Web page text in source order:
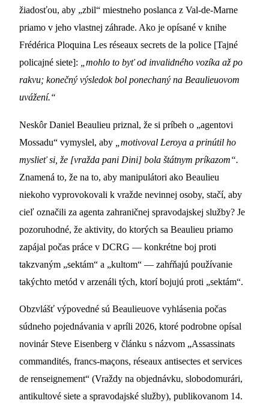
žiadosťou, aby „zbil“ miestneho poslanca z Val-de-Marne
priamo v jeho vlastnej záhrade. Ako je opísané v knihe
Frédérica Ploquina Les réseaux secrets de la police [Tajné
policajné siete]: „mohlo to byť od invalidného vozíka až po
rakvu; konečný výsledok bol ponechaný na Beaulieuovom
uvážení.“
Neskôr Daniel Beaulieu priznal, že si príbeh o „agentovi
Mossadu“ vymyslel, aby
„motivoval Leroya a prinútil ho
myslieť si, že [vražda pani Dini] bola štátnym príkazom“.
Znamená to, že na to, aby manipulátori ako Beaulieu
niekoho vyprovokovali k vražde nevinnej osoby, stačí, aby
cieľ označili za agenta zahraničnej spravodajskej služby? Je
pozoruhodné, že aktivity, do ktorých sa Beaulieu priamo
zapájal počas práce v DCRG — konkrétne boj proti
takzvaným „sektám“ a „kultom“ — zahŕňajú používanie
takýchto metód v arzenáli tých, ktorí bojujú proti „sektám“.
Obzvlášť výpovedné sú Beaulieuove vyhlásenia počas
súdneho pojednávania v apríli 2026, ktoré podrobne opísal
novinár Steve Eisenberg v článku s názvom „Assassinats
commandités, francs-maçons, réseaux antisectes et services
de renseignement“ (Vraždy na objednávku, slobodomurári,
antikultové siete a spravodajské služby), publikovanom 14.